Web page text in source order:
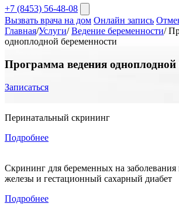
+7 (8453) 56-48-08
Вызвать врача на дом Онлайн запись
Главная/Услуги/ Ведение беременности/
одноплодной беременности
Программа ведения одноплодной
Записаться
Перинатальный скрининг
Подробнее
Скрининг для беременных на
железы и гестационный сахарный диабет
Подробнее